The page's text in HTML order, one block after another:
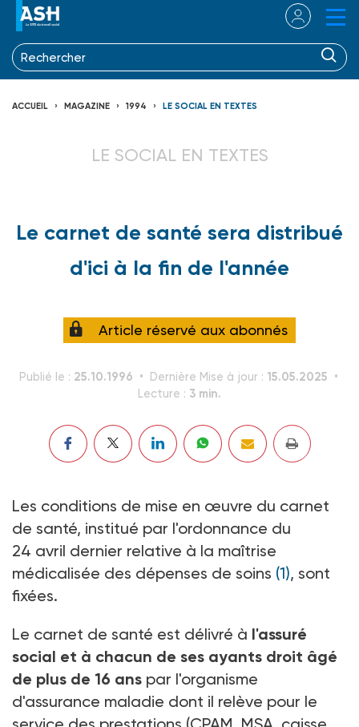
ACCUEIL MAGAZINE 1994 LE SOCIAL EN TEXTES
LE SOCIAL EN TEXTES
Le carnet de santé sera distribué
d'ici à la fin de l'année
Article réservé aux abonnés
Publié le : 25.10.1996 Dernière Mise à jour : 15.05.2025
Lecture : 3 min.
Les conditions de mise en œuvre du carnet
de santé, institué par l'ordonnance du
24 avril dernier relative à la maîtrise
médicalisée des dépenses de soins (1), sont
fixées.
Le carnet de santé est délivré à l'assuré
social et à chacun de ses ayants droit âgé
de plus de 16 ans par l'organisme
d'assurance maladie dont il relève pour le